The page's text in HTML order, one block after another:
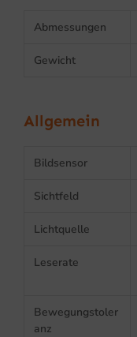
Abmessungen
Gewicht
Allgemein
Bildsensor
Sichtfeld
Lichtquelle
Leserate
Bewegungstoler
anz